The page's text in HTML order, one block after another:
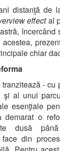
distanţă de
effectal
chiar
- cu
şi al unui
esenţiale
demarat o
dusă
face din